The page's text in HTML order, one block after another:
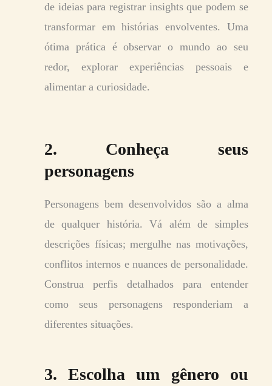
de ideias para registrar insights que podem se
transformar em histórias envolventes. Uma
ótima prática é observar o mundo ao seu
redor, explorar experiências pessoais e
alimentar a curiosidade.
2. Conheça seus
personagens
Personagens bem desenvolvidos são a alma
de qualquer história. Vá além de simples
descrições físicas; mergulhe nas motivações,
conflitos internos e nuances de personalidade.
Construa perfis detalhados para entender
como seus personagens responderiam a
diferentes situações.
3. Escolha um gênero ou